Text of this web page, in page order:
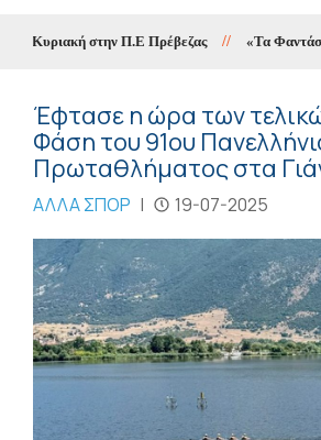
Κυριακή στην Π.Ε Πρέβεζας // «Τα
Έφτασε η ώρα των
Φάση του 91ου
Πρωταθλήματος στα
ΑΛΛΑ ΣΠΟΡ | 19-07-2025